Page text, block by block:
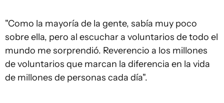
"Como la mayoría de la gente, sabía muy poco
sobre ella, pero al escuchar a voluntarios de todo el
mundo me sorprendió. Reverencio a los millones
de voluntarios que marcan la diferencia en la vida
de millones de personas cada día".